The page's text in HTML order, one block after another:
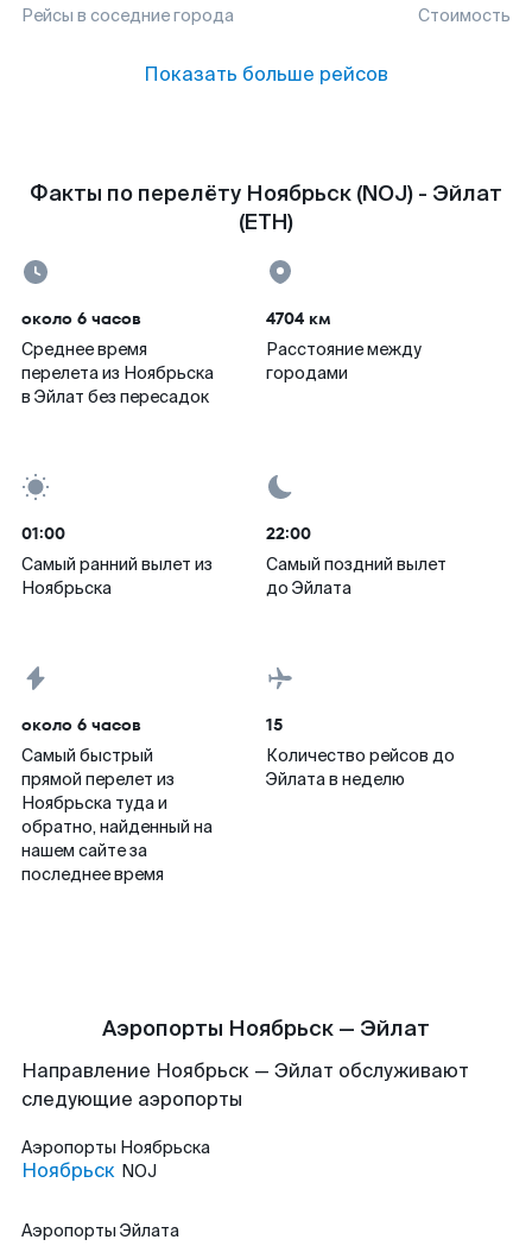
Рейсы в соседние города Стоимость
Показать больше рейсов
Факты по перелёту Ноябрьск (NOJ) - Эйлат
(ETH)
около 6 часов
Среднее время
перелета из Ноябрьска
в Эйлат без пересадок
4704 км
Расстояние между
городами
01:00
Самый ранний вылет из
Ноябрьска
22:00
Самый поздний вылет
до Эйлата
около 6 часов
Самый быстрый
прямой перелет из
Ноябрьска туда и
обратно, найденный на
нашем сайте за
последнее время
15
Количество рейсов до
Эйлата в неделю
Аэропорты Ноябрьск — Эйлат
Направление Ноябрьск — Эйлат обслуживают
следующие аэропорты
Аэропорты Ноябрьска
Ноябрьск NOJ
Аэропорты Эйлата